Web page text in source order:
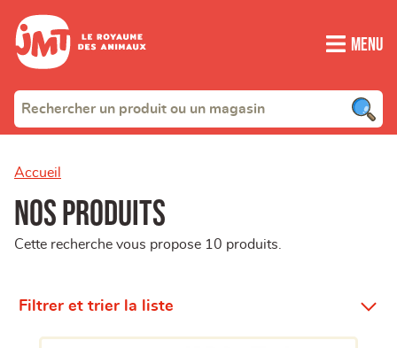
Menu
Accueil
Nos produits
Cette recherche vous propose 10 produits.
Filtrer et trier la liste